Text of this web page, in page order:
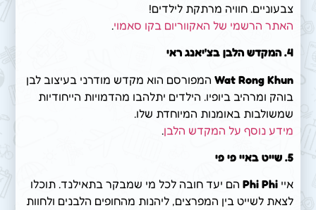
צבעוניים. חוויה מרתקת לילדים!
האתר הרשמי של האקווריום בקו סאמוי.
4. המקדש הלבן בצ'יאנג ראי
Wat Rong Khun המפורסם הוא מקדש מודרני בעיצוב לבן
בוהק ומרהיב ביופיו. הילדים יתלהבו מהדמויות הייחודיות
שמשולבות באומנות המיוחדת שלו.
מידע נוסף על המקדש הלבן.
5. שייט באיי פי פי
אייPhi Phi הם יעד חובה לכל מי שמבקר בתאילנד. תוכלו
לצאת לשייט בין המפרצים, ליהנות מהחופים הלבנים ולחוות